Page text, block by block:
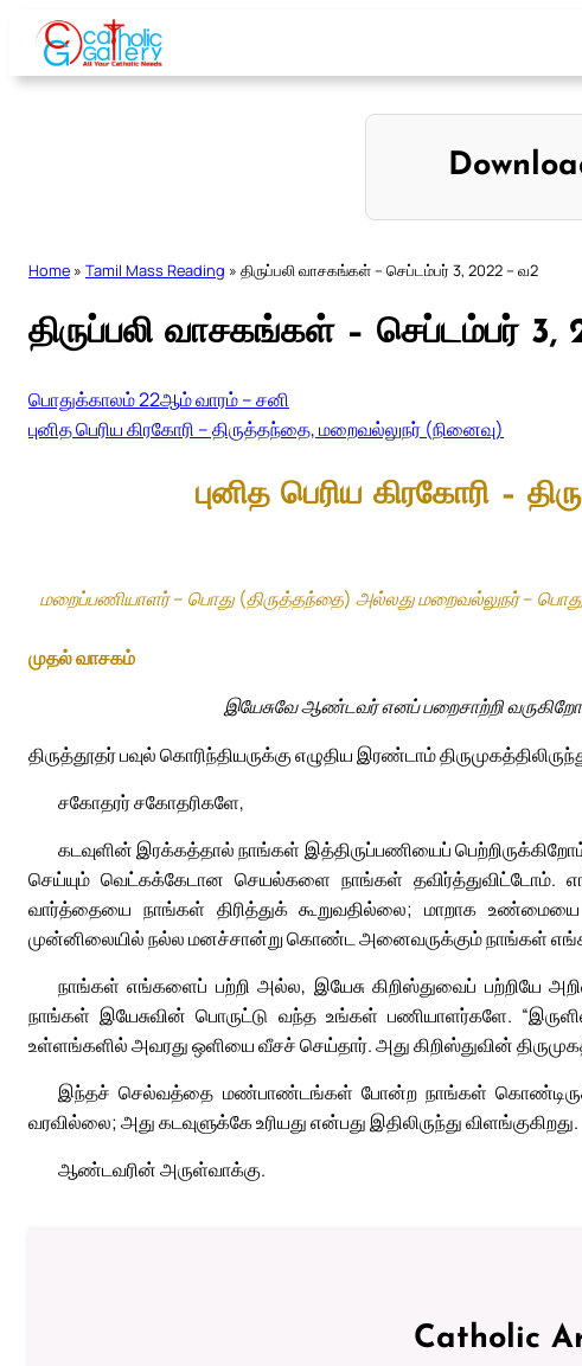
Skip
content
Home » Tamil Mass Reading » திருப்பலி வாசகங்கள் – செப்டம்பர் 3, 2022 – வ2
திருப்பலி வாசகங்கள் – செப்டம்பர் 3,
பொதுக்காலம் 22ஆம் வாரம் – சனி
புனித பெரிய கிரகோரி – திருத்தந்தை, மறைவல்லுநர் (நினைவு)
புனித பெரிய கிரகோரி –
மறைப்பணியாளர் – பொது (திருத்தந்தை) அல்லது மறைவல்லுநர் –
முதல் வாசகம்
இயேசுவே ஆண்டவர் எனப் பறைசாற்றி
திருத்தூதர் பவுல் கொரிந்தியருக்கு எழுதிய இரண்டாம்
சகோதரர் சகோதரிகளே,
கடவுளின் இரக்கத்தால் நாங்கள் இத்திருப்பணியைப்
செய்யும் வெட்கக்கேடான செயல்களை நாங்கள் தவிர்த்துவிட்டோம்.
வார்த்தையை நாங்கள் திரித்துக் கூறுவதில்லை; மாறாக
முன்னிலையில் நல்ல மனச்சான்று கொண்ட அனைவருக்கும் நாங்கள்
நாங்கள் எங்களைப் பற்றி அல்ல, இயேசு கிறிஸ்துவைப் பற்றியே
நாங்கள் இயேசுவின் பொருட்டு வந்த உங்கள் பணியாளர்களே.
உள்ளங்களில் அவரது ஒளியை வீசச் செய்தார். அது கிறிஸ்துவின்
இந்தச் செல்வத்தை மண்பாண்டங்கள் போன்ற நாங்கள்
வரவில்லை; அது கடவுளுக்கே உரியது என்பது இதிலிருந்து விளங்குகிறது.
ஆண்டவரின் அருள்வாக்கு.
Catholic